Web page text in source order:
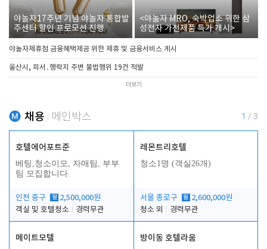
야놀자17주년 기념 야놀자 통합발
주센터 할인 프로모션 진행
<야놀자 MRO, 숙박업소 위한 삼
성전자 가전제품 특가 개시>
야놀자제휴점 금융혜택제공 위한 제휴 및 금융서비스 게시
울산시, 피서․행락지 주변 불법행위 19건 적발
더보기
채용 메인박스 1 / 3
호텔에어포트준
베팅,청소이모, 자매팀, 부부
팀 모집합니다.
인천 중구 월 2,500,000원
객실 및 호텔청소
경력무관
레몬트리호텔
청소1명 (객실26개)
서울 종로구 월 2,600,000원
청소 외
경력무관
메이트모텔 방이동 호텔라움